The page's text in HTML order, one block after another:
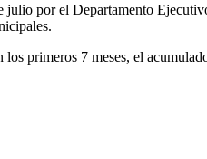
julio por el Departamento
primeros 7 meses, el